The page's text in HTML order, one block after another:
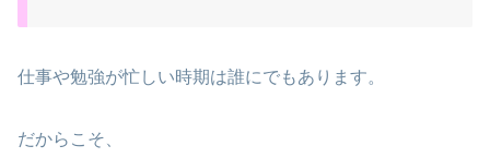
仕事や勉強が忙しい時期は誰にでもあります。
だからこそ、